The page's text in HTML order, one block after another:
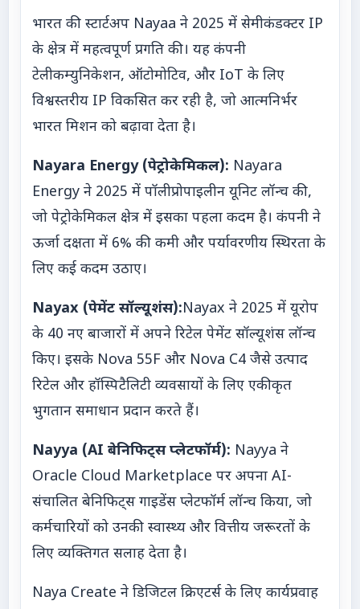
भारत की स्टार्टअप Nayaa ने 2025 में सेमीकंडक्टर IP
के क्षेत्र में महत्वपूर्ण प्रगति की। यह कंपनी
टेलीकम्युनिकेशन, ऑटोमोटिव, और IoT के लिए
विश्वस्तरीय IP विकसित कर रही है, जो आत्मनिर्भर
भारत मिशन को बढ़ावा देता है।
Nayara Energy (पेट्रोकेमिकल): Nayara
Energy ने 2025 में पॉलीप्रोपाइलीन यूनिट लॉन्च की,
जो पेट्रोकेमिकल क्षेत्र में इसका पहला कदम है। कंपनी ने
ऊर्जा दक्षता में 6% की कमी और पर्यावरणीय स्थिरता के
लिए कई कदम उठाए।
Nayax (पेमेंट सॉल्यूशंस):Nayax ने 2025 में यूरोप
के 40 नए बाजारों में अपने रिटेल पेमेंट सॉल्यूशंस लॉन्च
किए। इसके Nova 55F और Nova C4 जैसे उत्पाद
रिटेल और हॉस्पिटैलिटी व्यवसायों के लिए एकीकृत
भुगतान समाधान प्रदान करते हैं।
Nayya (AI बेनिफिट्स प्लेटफॉर्म): Nayya ने
Oracle Cloud Marketplace पर अपना AI-
संचालित बेनिफिट्स गाइडेंस प्लेटफॉर्म लॉन्च किया, जो
कर्मचारियों को उनकी स्वास्थ्य और वित्तीय जरूरतों के
लिए व्यक्तिगत सलाह देता है।
Naya Create ने डिजिटल क्रिएटर्स के लिए कार्यप्रवाह